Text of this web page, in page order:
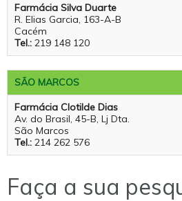
Farmácia Silva Duarte
R. Elias Garcia, 163-A-B
Cacém
Tel.: 219 148 120
SÃO MARCOS
Farmácia Clotilde Dias
Av. do Brasil, 45-B, Lj Dta.
São Marcos
Tel.: 214 262 576
Faça a sua